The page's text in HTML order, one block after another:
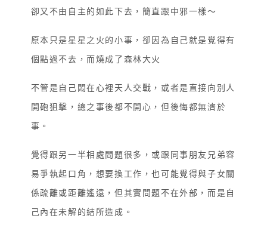
卻又不由自主的如此下去，簡直跟中邪一樣～
原本只是星星之火的小事，卻因為自己就是覺得有
個點過不去，而燒成了森林大火
不管是自己悶在心裡天人交戰，或者是直接向別人
開砲狙擊，總之事後都不開心，但後悔都無濟於
事。
覺得跟另一半相處問題很多，或跟同事朋友兄弟容
易爭執起口角，想要換工作，也可能覺得與子女關
係疏離或距離遙遠，但其實問題不在外部，而是自
己內在未解的結所造成。